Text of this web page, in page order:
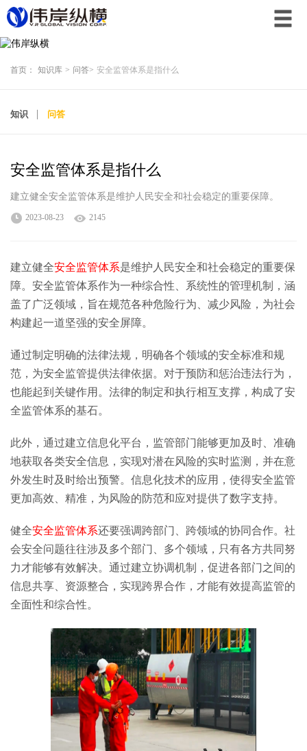
首页： 知识库 > 问答> 安全监管体系是指什么
知识 问答
安全监管体系是指什么
建立健全安全监管体系是维护人民安全和社会稳定的重要保障。
2023-08-23 2145
建立健全安全监管体系是维护人民安全和社会稳定的重要保
障。安全监管体系作为一种综合性、系统性的管理机制，涵
盖了广泛领域，旨在规范各种危险行为、减少风险，为社会
构建起一道坚强的安全屏障。
通过制定明确的法律法规，明确各个领域的安全标准和规
范，为安全监管提供法律依据。对于预防和惩治违法行为，
也能起到关键作用。法律的制定和执行相互支撑，构成了安
全监管体系的基石。
此外，通过建立信息化平台，监管部门能够更加及时、准确
地获取各类安全信息，实现对潜在风险的实时监测，并在意
外发生时及时给出预警。信息化技术的应用，使得安全监管
更加高效、精准，为风险的防范和应对提供了数字支持。
健全安全监管体系还要强调跨部门、跨领域的协同合作。社
会安全问题往往涉及多个部门、多个领域，只有各方共同努
力才能够有效解决。通过建立协调机制，促进各部门之间的
信息共享、资源整合，实现跨界合作，才能有效提高监管的
全面性和综合性。